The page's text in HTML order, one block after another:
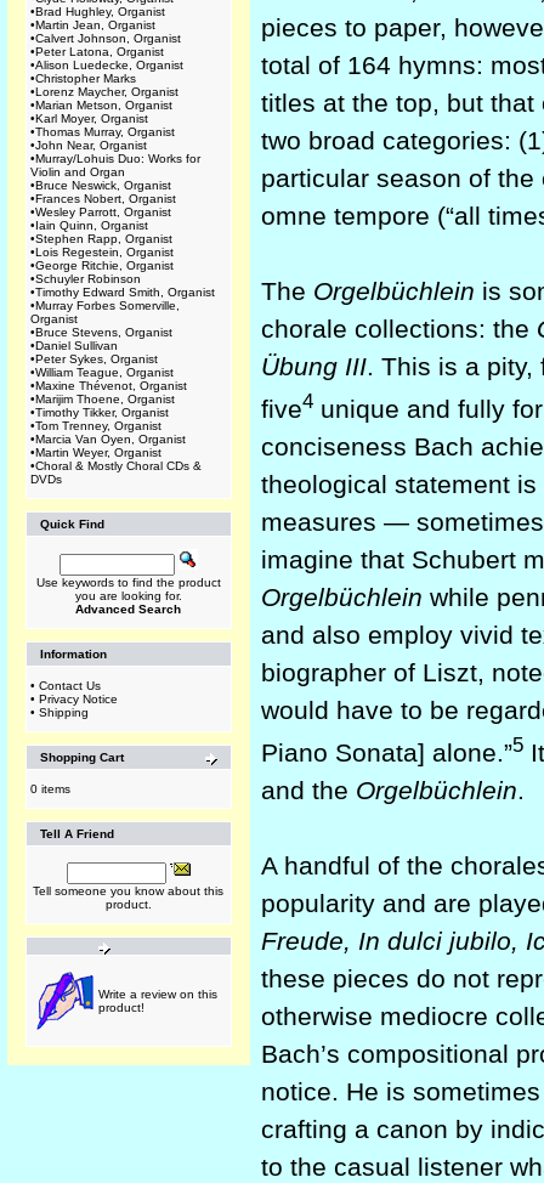
•Brad Hughley, Organist
•Martin Jean, Organist
•Calvert Johnson, Organist
•Peter Latona, Organist
•Alison Luedecke, Organist
•Christopher Marks
•Lorenz Maycher, Organist
•Marian Metson, Organist
•Karl Moyer, Organist
•Thomas Murray, Organist
•John Near, Organist
•Murray/Lohuis Duo: Works for
Violin and Organ
•Bruce Neswick, Organist
•Frances Nobert, Organist
•Wesley Parrott, Organist
•Iain Quinn, Organist
•Stephen Rapp, Organist
•Lois Regestein, Organist
•George Ritchie, Organist
•Schuyler Robinson
•Timothy Edward Smith, Organist
•Murray Forbes Somerville,
Organist
•Bruce Stevens, Organist
•Daniel Sullivan
•Peter Sykes, Organist
•William Teague, Organist
•Maxine Thévenot, Organist
•Marijim Thoene, Organist
•Timothy Tikker, Organist
•Tom Trenney, Organist
•Marcia Van Oyen, Organist
•Martin Weyer, Organist
•Choral & Mostly Choral CDs &
DVDs
Quick Find
Use keywords to find the product
you are looking for.
Advanced Search
Information
• Contact Us
• Privacy Notice
• Shipping
Shopping Cart
0 items
Tell A Friend
Tell someone you know about this
product.
Write a review on this
product!
pieces to paper,
total of 164 hymns:
titles at the top, but
two broad categories:
particular season of
omne tempore (“all
The Orgelbüchlein is
chorale collections: the
Übung III. This is a
five4 unique and fully
conciseness Bach
theological statement
measures —
imagine that Schubert
Orgelbüchlein while
and also employ vivid
biographer of Liszt,
would have to be
Piano Sonata] alone.”5
and the Orgelbüchlein.
A handful of the
popularity and are
Freude, In dulci jubilo,
these pieces do not
otherwise mediocre
Bach’s compositional
notice. He is
crafting a canon by
to the casual listener